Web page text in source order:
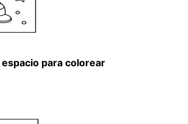
para colorear